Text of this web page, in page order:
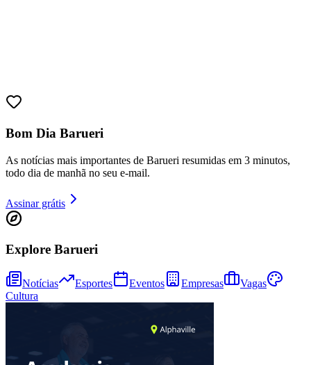
Bragantino
Bom Dia Barueri
As notícias mais importantes de Barueri resumidas em 3 minutos,
todo dia de manhã no seu e-mail.
Assinar grátis
Explore Barueri
Notícias Esportes Eventos Empresas
Vagas
Cultura